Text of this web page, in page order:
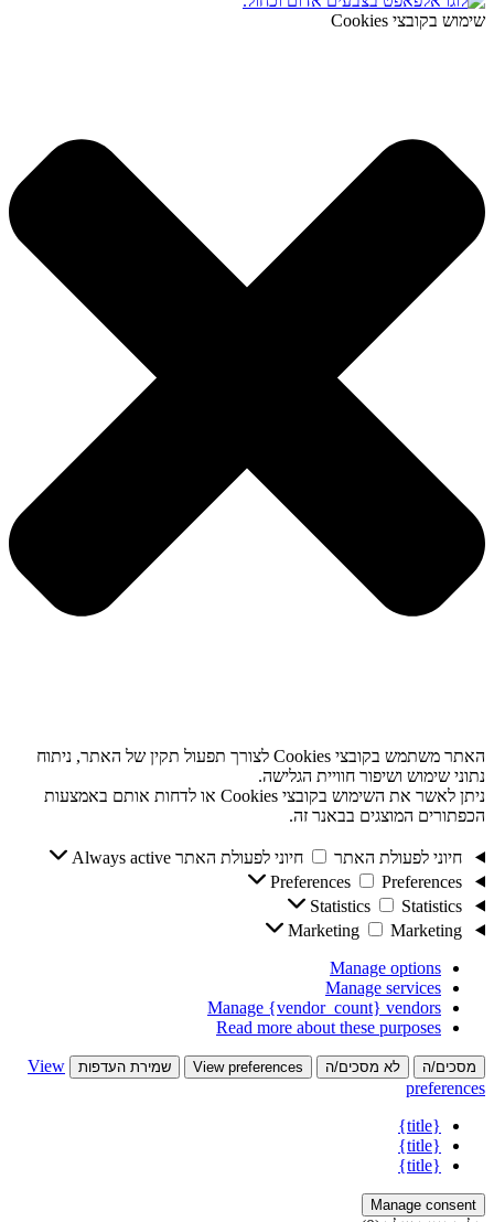
שימוש בקובצי Cookies
האתר משתמש בקובצי Cookies לצורך תפעול תקין של האתר, ניתוח
נתוני שימוש ושיפור חוויית הגלישה.
ניתן לאשר את השימוש בקובצי Cookies או לדחות אותם באמצעות
הכפתורים המוצגים בבאנר זה.
חיוני לפעולת האתר חיוני לפעולת האתר Always active
Preferences
Preferences
Statistics
Statistics
Marketing
Marketing
Manage options
Manage services
Manage {vendor_count} vendors
Read more about these purposes
מסכים/ה לא מסכים/ה View preferences שמירת העדפות
View
preferences
{title}
{title}
{title}
Manage consent